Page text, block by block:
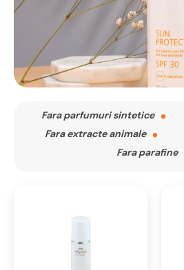
Fara parfumuri sintetice
Fara extracte animale
Fara parafine